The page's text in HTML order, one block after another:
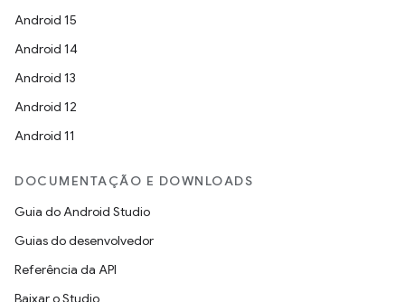
Android 15
Android 14
Android 13
Android 12
Android 11
DOCUMENTAÇÃO E DOWNLOADS
Guia do Android Studio
Guias do desenvolvedor
Referência da API
Baixar o Studio